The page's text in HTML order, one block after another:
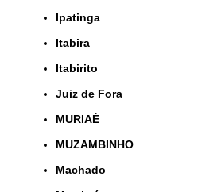
Ipatinga
Itabira
Itabirito
Juiz de Fora
MURIAÉ
MUZAMBINHO
Machado